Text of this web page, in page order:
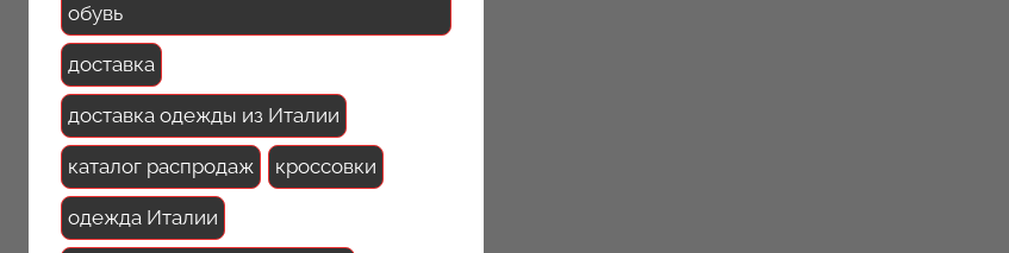
обувь
доставка
доставка одежды из Италии
каталог распродаж кроссовки
одежда Италии